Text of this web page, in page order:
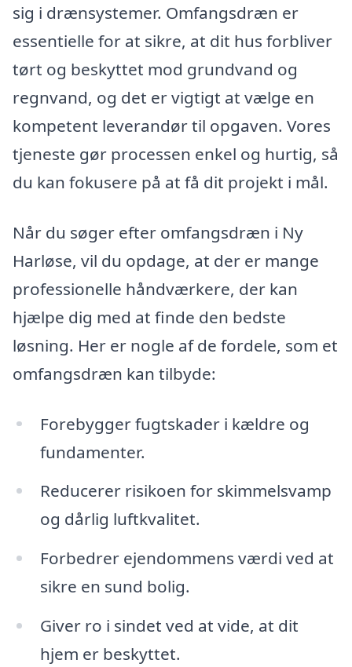
sig i drænsystemer. Omfangsdræn er
essentielle for at sikre, at dit hus forbliver
tørt og beskyttet mod grundvand og
regnvand, og det er vigtigt at vælge en
kompetent leverandør til opgaven. Vores
tjeneste gør processen enkel og hurtig, så
du kan fokusere på at få dit projekt i mål.
Når du søger efter omfangsdræn i Ny
Harløse, vil du opdage, at der er mange
professionelle håndværkere, der kan
hjælpe dig med at finde den bedste
løsning. Her er nogle af de fordele, som et
omfangsdræn kan tilbyde:
Forebygger fugtskader i kældre og
fundamenter.
Reducerer risikoen for skimmelsvamp
og dårlig luftkvalitet.
Forbedrer ejendommens værdi ved at
sikre en sund bolig.
Giver ro i sindet ved at vide, at dit
hjem er beskyttet.